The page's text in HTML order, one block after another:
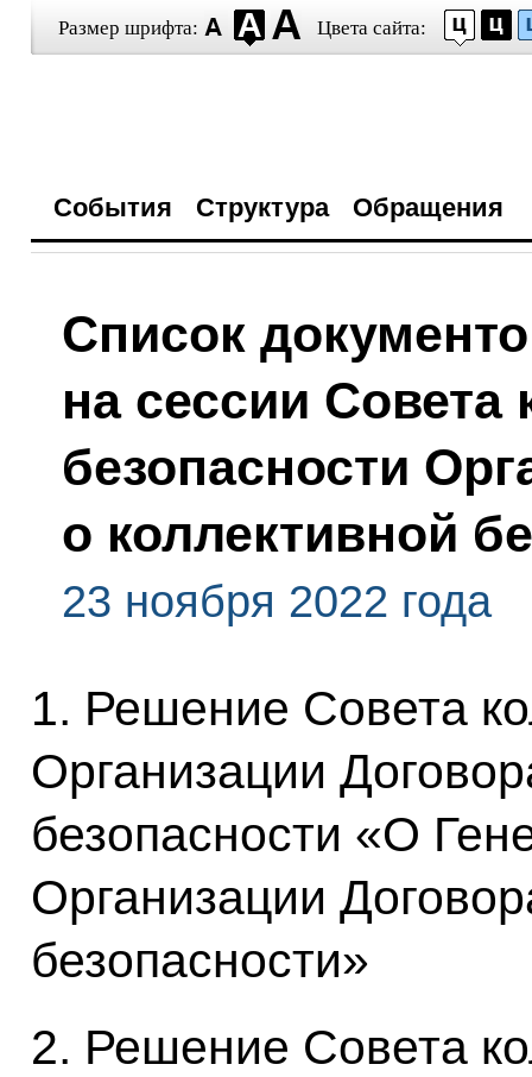
Размер шрифта: Цвета сайта:
События Структура Обращения
Список
на сессии Совета
безопасности
о коллективной
23 ноября 2022 года
1. Решение Совета
Организации
безопасности «О
Организации
безопасности»
2. Решение Совета